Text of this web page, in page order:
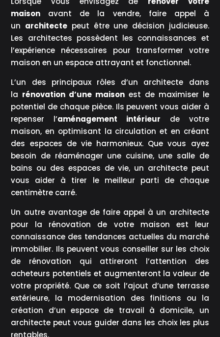
maison
avant de la vendre, faire appel à
un architecte peut être une décision judicieuse.
Les architectes possèdent les connaissances et
l’expérience nécessaires pour transformer votre
maison en un espace attrayant et fonctionnel.
L’un des principaux rôles d’un architecte dans
la rénovation d’une maison est de maximiser le
potentiel de chaque pièce. Ils peuvent vous aider à
repenser l’aménagement intérieur
de votre
maison, en optimisant la circulation et en créant
des espaces de vie harmonieux. Que vous ayez
besoin de réaménager une cuisine, une salle de
bains ou des espaces de vie, un architecte peut
vous aider à tirer le meilleur parti de chaque
centimètre carré.
Un autre avantage de faire appel à un architecte
pour la rénovation de votre maison est leur
connaissance des tendances actuelles du marché
immobilier. Ils peuvent vous conseiller sur les choix
de rénovation qui attireront l’attention des
acheteurs potentiels et augmenteront la valeur de
votre propriété. Que ce soit l’ajout d’une terrasse
extérieure, la modernisation des finitions ou la
création d’un espace de travail à domicile, un
architecte peut vous guider dans les choix les plus
rentables.